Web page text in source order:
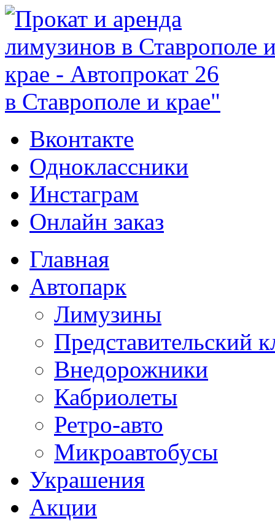
в Ставрополе и крае"
Вконтакте
Одноклассники
Инстаграм
Онлайн заказ
Главная
Автопарк
Лимузины
Представительский
Внедорожники
Кабриолеты
Ретро-авто
Микроавтобусы
Украшения
Акции